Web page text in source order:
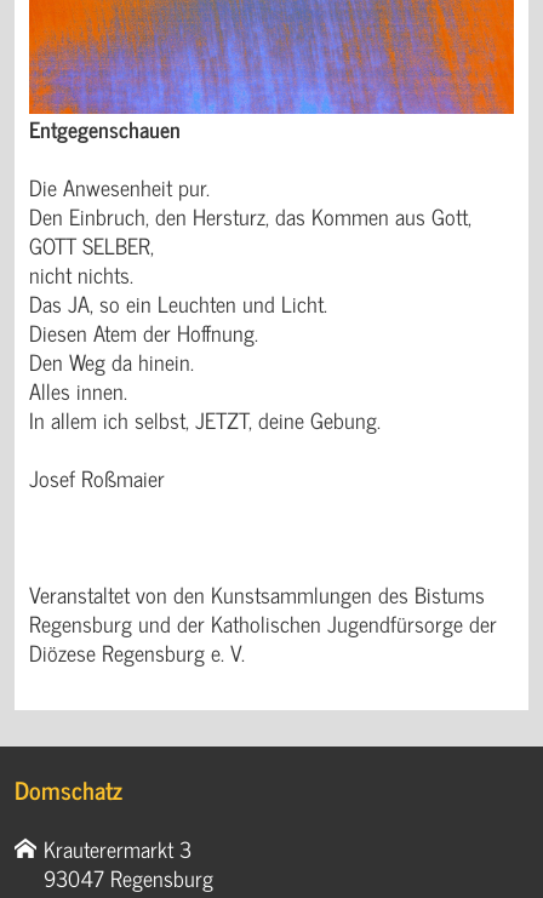
Entgegenschauen
Die Anwesenheit pur.
Den Einbruch, den Hersturz, das Kommen aus Gott,
GOTT SELBER,
nicht nichts.
Das JA, so ein Leuchten und Licht.
Diesen Atem der Hoffnung.
Den Weg da hinein.
Alles innen.
In allem ich selbst, JETZT, deine Gebung.
Josef Roßmaier
Veranstaltet von den Kunstsammlungen des Bistums
Regensburg und der Katholischen Jugendfürsorge der
Diözese Regensburg e. V.
Domschatz
Krauterermarkt 3
93047 Regensburg